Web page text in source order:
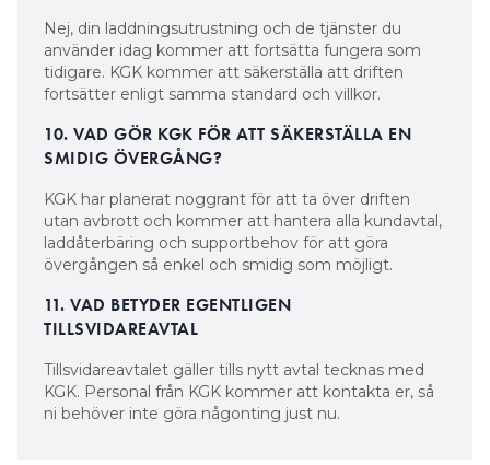
Nej, din laddningsutrustning och de tjänster du
använder idag kommer att fortsätta fungera som
tidigare. KGK kommer att säkerställa att driften
fortsätter enligt samma standard och villkor.
10. VAD GÖR KGK FÖR ATT SÄKERSTÄLLA EN
SMIDIG ÖVERGÅNG?
KGK har planerat noggrant för att ta över driften
utan avbrott och kommer att hantera alla kundavtal,
laddåterbäring och supportbehov för att göra
övergången så enkel och smidig som möjligt.
11. VAD BETYDER EGENTLIGEN
TILLSVIDAREAVTAL
Tillsvidareavtalet gäller tills nytt avtal tecknas med
KGK. Personal från KGK kommer att kontakta er, så
ni behöver inte göra någonting just nu.